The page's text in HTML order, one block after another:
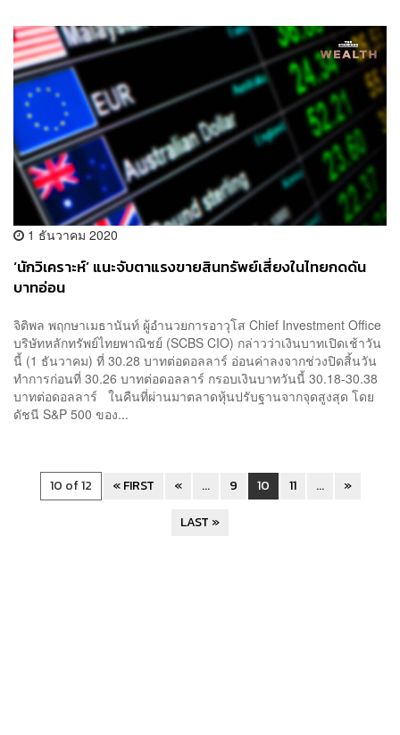
1 ธันวาคม 2020
‘นักวิเคราะห์’ แนะจับตาแรงขายสินทรัพย์เสี่ยงในไทยกดดัน
บาทอ่อน
จิติพล พฤกษาเมธานันท์ ผู้อำนวยการอาวุโส Chief Investment Office
บริษัทหลักทรัพย์ไทยพาณิชย์ (SCBS CIO) กล่าวว่าเงินบาทเปิดเช้าวัน
นี้ (1 ธันวาคม) ที่ 30.28 บาทต่อดอลลาร์ อ่อนค่าลงจากช่วงปิดสิ้นวัน
ทำการก่อนที่ 30.26 บาทต่อดอลลาร์ กรอบเงินบาทวันนี้ 30.18-30.38
บาทต่อดอลลาร์ ในคืนที่ผ่านมาตลาดหุ้นปรับฐานจากจุดสูงสุด โดย
ดัชนี S&P 500 ของ...
10 of 12 « FIRST « ... 9 10 11 ...
»
LAST »